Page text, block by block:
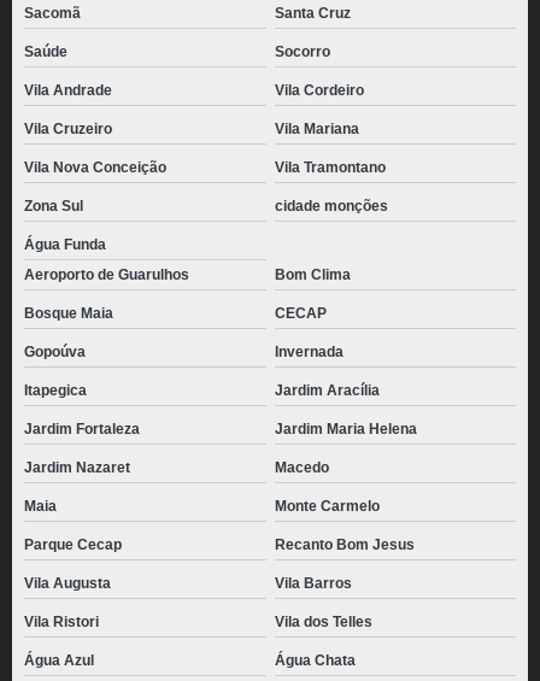
Sacomã Santa Cruz
Saúde Socorro
Vila Andrade Vila Cordeiro
Vila Cruzeiro Vila Mariana
Vila Nova Conceição Vila Tramontano
Zona Sul cidade monções
Água Funda
Aeroporto de Guarulhos
Bom Clima
Bosque Maia CECAP
Gopoúva Invernada
Itapegica Jardim Aracília
Jardim Fortaleza Jardim Maria Helena
Jardim Nazaret Macedo
Maia Monte Carmelo
Parque Cecap Recanto Bom Jesus
Vila Augusta Vila Barros
Vila Ristori Vila dos Telles
Água Azul
Água Chata